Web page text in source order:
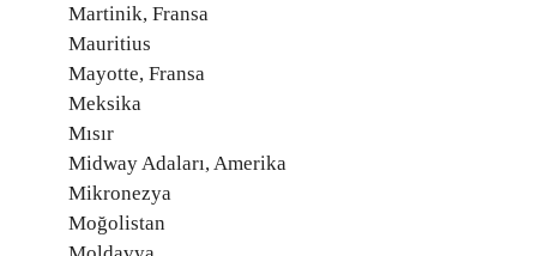
Martinik, Fransa
Mauritius
Mayotte, Fransa
Meksika
Mısır
Midway Adaları, Amerika
Mikronezya
Moğolistan